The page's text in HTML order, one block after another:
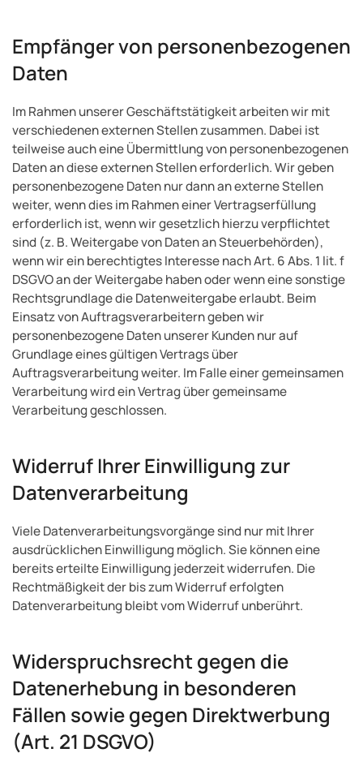
Empfänger von personenbezogenen
Daten
Im Rahmen unserer Geschäftstätigkeit arbeiten wir mit
verschiedenen externen Stellen zusammen. Dabei ist
teilweise auch eine Übermittlung von personenbezogenen
Daten an diese externen Stellen erforderlich. Wir geben
personenbezogene Daten nur dann an externe Stellen
weiter, wenn dies im Rahmen einer Vertragserfüllung
erforderlich ist, wenn wir gesetzlich hierzu verpflichtet
sind (z. B. Weitergabe von Daten an Steuerbehörden),
wenn wir ein berechtigtes Interesse nach Art. 6 Abs. 1 lit. f
DSGVO an der Weitergabe haben oder wenn eine sonstige
Rechtsgrundlage die Datenweitergabe erlaubt. Beim
Einsatz von Auftragsverarbeitern geben wir
personenbezogene Daten unserer Kunden nur auf
Grundlage eines gültigen Vertrags über
Auftragsverarbeitung weiter. Im Falle einer gemeinsamen
Verarbeitung wird ein Vertrag über gemeinsame
Verarbeitung geschlossen.
Widerruf Ihrer Einwilligung zur
Datenverarbeitung
Viele Datenverarbeitungsvorgänge sind nur mit Ihrer
ausdrücklichen Einwilligung möglich. Sie können eine
bereits erteilte Einwilligung jederzeit widerrufen. Die
Rechtmäßigkeit der bis zum Widerruf erfolgten
Datenverarbeitung bleibt vom Widerruf unberührt.
Widerspruchsrecht gegen die
Datenerhebung in besonderen
Fällen sowie gegen Direktwerbung
(Art. 21 DSGVO)